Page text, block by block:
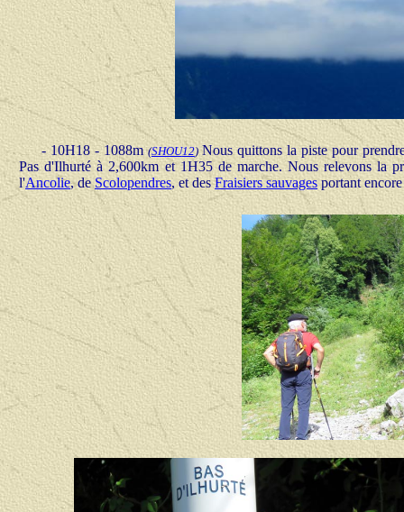
- 10H18 - 1088m(SHOU12)Nous quittons la piste pour
Pas d'Ilhurté à 2,600km et 1H35 de marche. Nous relevons la
l'Ancolie, deScolopendres, et desFraisiers sauvages portant